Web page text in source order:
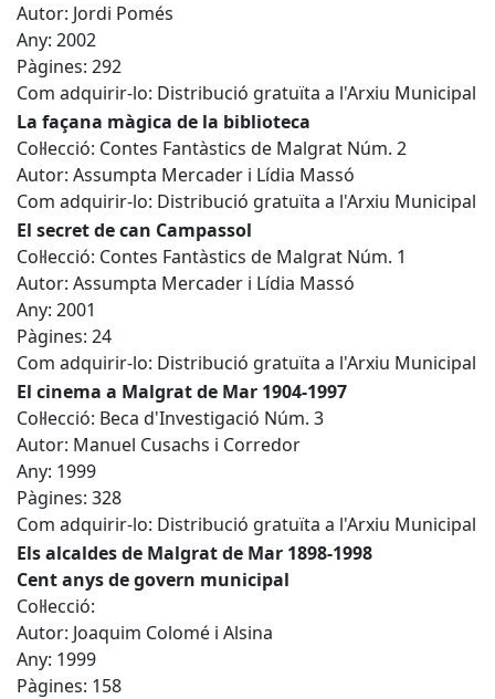
Autor: Jordi Pomés
Any: 2002
Pàgines: 292
Com adquirir-lo: Distribució gratuïta a l'Arxiu Municipal
La façana màgica de la biblioteca
Col·lecció: Contes Fantàstics de Malgrat Núm. 2
Autor: Assumpta Mercader i Lídia Massó
Com adquirir-lo: Distribució gratuïta a l'Arxiu Municipal
El secret de can Campassol
Col·lecció: Contes Fantàstics de Malgrat Núm. 1
Autor: Assumpta Mercader i Lídia Massó
Any: 2001
Pàgines: 24
Com adquirir-lo: Distribució gratuïta a l'Arxiu Municipal
El cinema a Malgrat de Mar 1904-1997
Col·lecció: Beca d'Investigació Núm. 3
Autor: Manuel Cusachs i Corredor
Any: 1999
Pàgines: 328
Com adquirir-lo: Distribució gratuïta a l'Arxiu Municipal
Els alcaldes de Malgrat de Mar 1898-1998
Cent anys de govern municipal
Col·lecció:
Autor: Joaquim Colomé i Alsina
Any: 1999
Pàgines: 158